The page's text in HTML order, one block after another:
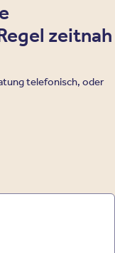
zeitnah
telefonisch, oder